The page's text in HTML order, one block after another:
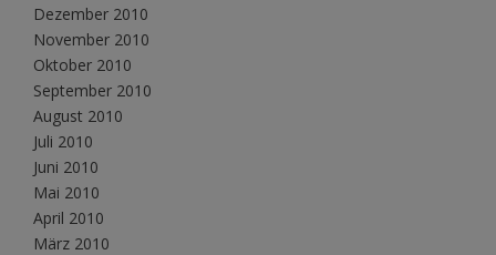
Dezember 2010
November 2010
Oktober 2010
September 2010
August 2010
Juli 2010
Juni 2010
Mai 2010
April 2010
März 2010